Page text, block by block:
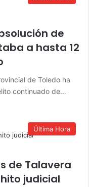
de
a hasta 12
de Toledo ha
continuado de…
Última Hora
de Talavera
hito judicial